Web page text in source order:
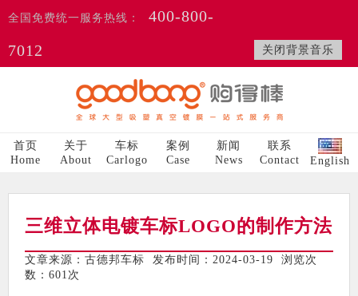
关闭背景音乐
全国免费统一服务热线：
400-800-
7012
首页
Home
关于
About
车标
Carlogo
案例
Case
新闻
News
联系
Contact
English
三维立体电镀车标LOGO的制作方法
文章来源：古德邦车标 发布时间：2024-03-19 浏览次
数： 601次